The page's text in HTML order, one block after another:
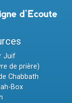
Juif
de prière)
Chabbath
Box